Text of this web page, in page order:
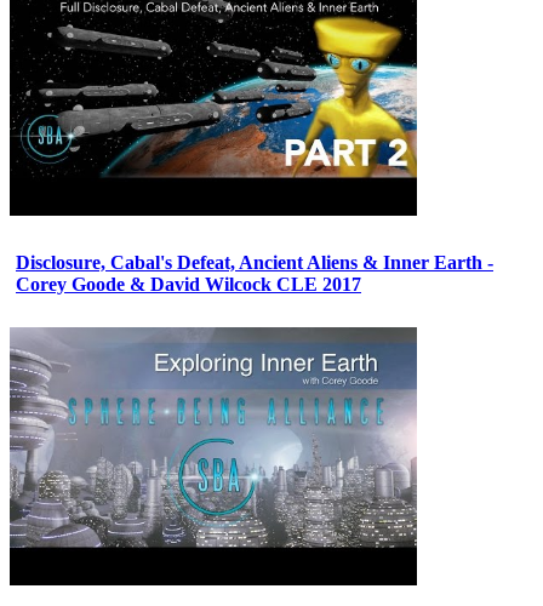
Disclosure, Cabal's Defeat, Ancient Aliens & Inner Earth -
Corey Goode & David Wilcock CLE 2017